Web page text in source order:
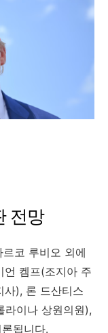
전망
코 루비오 외에
언 켐프(조지아 주
사), 론 드산티스
라이나 상원의원),
됩니다.